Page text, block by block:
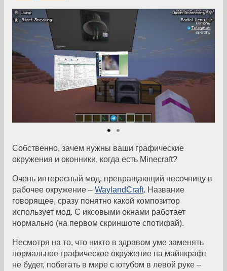
Собственно, зачем нужны ваши графические
окружения и оконники, когда есть Minecraft?
Очень интересный мод, превращающий песочницу в
рабочее окружение – WaylandCraft. Название
говорящее, сразу понятно какой композитор
использует мод. С иксовыми окнами работает
нормально (на первом скриншоте спотифай).
Несмотря на то, что никто в здравом уме заменять
нормальное графическое окружение на майнкрафт
не будет, побегать в мире с ютубом в левой руке –